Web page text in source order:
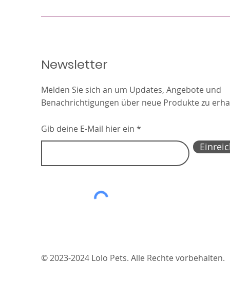
Newsletter
Melden Sie sich an um Updates, Angebote und
Benachrichtigungen über neue Produkte zu
Gib deine E-Mail hier ein
© 2023-2024 Lolo Pets. Alle Rechte vorbehalten.